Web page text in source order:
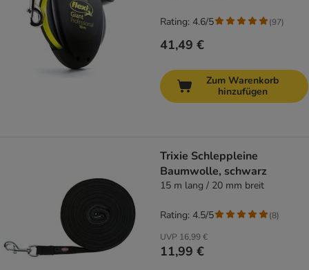
41,49 €
Rating: 4.6/5 (97)
Zum Warenkorb
hinzufügen
Trixie Schleppleine
Baumwolle, schwarz
15 m lang / 20 mm breit
UVP 16,99 €
11,99 €
Rating: 4.5/5 (8)